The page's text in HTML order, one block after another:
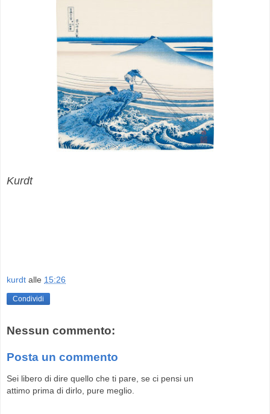
Kurdt
kurdt alle 15:26
Condividi
Nessun commento:
Posta un commento
Sei libero di dire quello che ti pare, se ci pensi un
attimo prima di dirlo, pure meglio.